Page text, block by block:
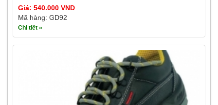
Giá: 540.000 VND
Mã hàng: GD92
Chi tiết »